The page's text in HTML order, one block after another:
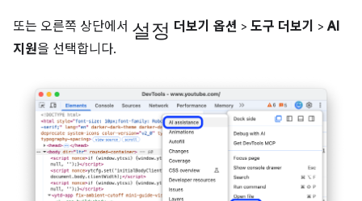
또는 오른쪽 상단에서 설정 더보기 옵션 > 도구 더보기 >AI
지원을 선택합니다.